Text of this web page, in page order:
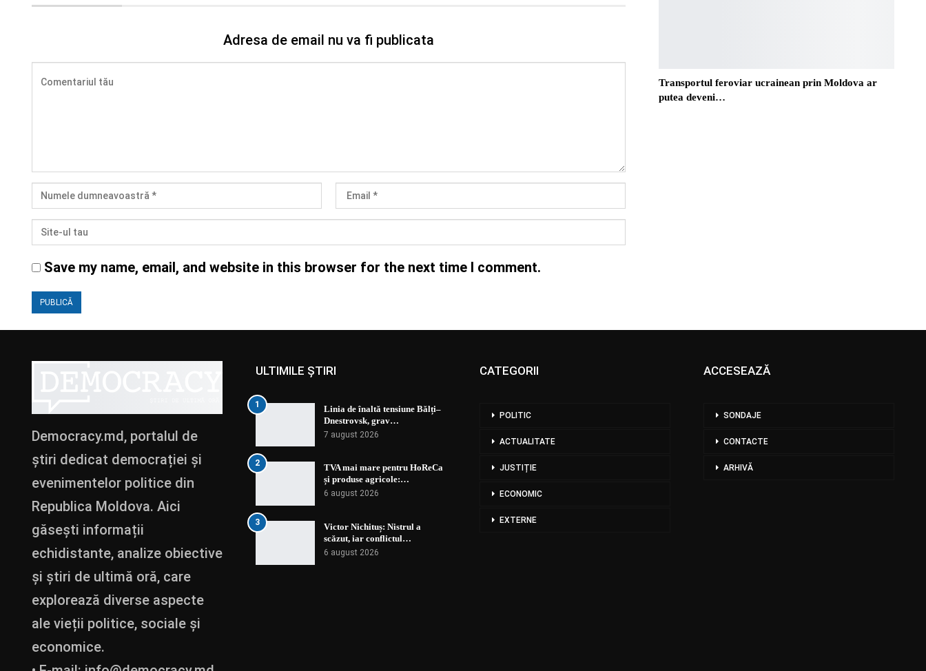
Adresa de email nu va fi publicata
Save my name, email, and website in this browser for the next time I comment.
Transportul feroviar ucrainean prin Moldova ar
putea deveni…
Democracy.md, portalul de
știri dedicat democrației și
evenimentelor politice din
Republica Moldova. Aici
găsești informații
echidistante, analize obiective
și știri de ultimă oră, care
explorează diverse aspecte
ale vieții politice, sociale și
economice.
ULTIMILE ȘTIRI
1
Linia de înaltă tensiune Bălți–
Dnestrovsk, grav…
7 august 2026
2
TVA mai mare pentru HoReCa
și produse agricole:…
6 august 2026
3
Victor Nichituș: Nistrul a
scăzut, iar conflictul…
6 august 2026
CATEGORII
POLITIC
ACTUALITATE
JUSTIȚIE
ECONOMIC
EXTERNE
ACCESEAZĂ
SONDAJE
CONTACTE
ARHIVĂ